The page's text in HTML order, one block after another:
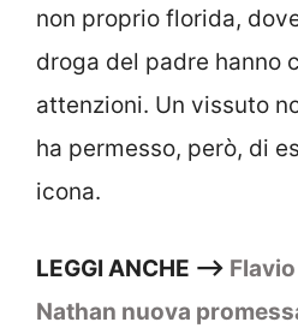
non proprio florida,
droga del padre hanno
attenzioni. Un vissuto
ha permesso, però, di
icona.
LEGGI ANCHE –>
Nathan nuova